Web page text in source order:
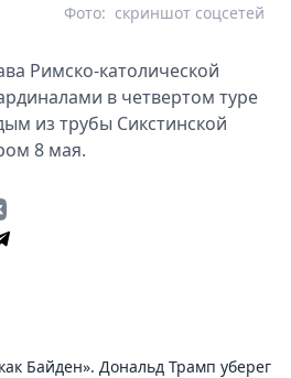
скриншот соцсетей
Фото:
Римско-католической
в четвертом туре
из трубы Сикстинской
8 мая.
Байден». Дональд Трамп уберег